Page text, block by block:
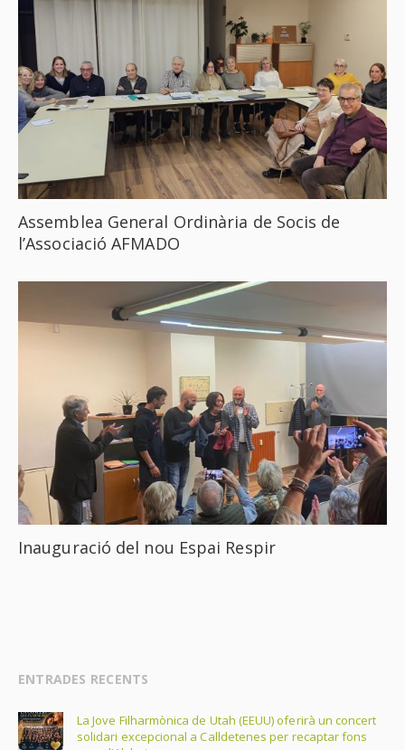
Assemblea General Ordinària de Socis de
l’Associació AFMADO
Inauguració del nou Espai Respir
ENTRADES RECENTS
La Jove Filharmònica de Utah (EEUU) oferirà un concert
solidari excepcional a Calldetenes per recaptar fons